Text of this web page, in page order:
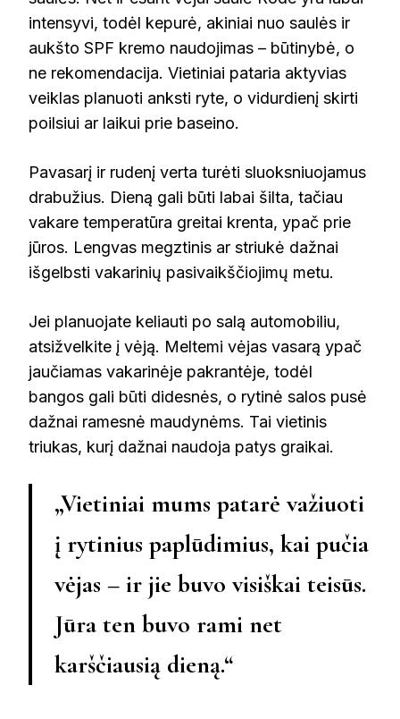
intensyvi, todėl kepurė, akiniai nuo saulės ir
aukšto SPF kremo naudojimas – būtinybė, o
ne rekomendacija. Vietiniai pataria aktyvias
veiklas planuoti anksti ryte, o vidurdienį skirti
poilsiui ar laikui prie baseino.
Pavasarį ir rudenį verta turėti sluoksniuojamus
drabužius. Dieną gali būti labai šilta, tačiau
vakare temperatūra greitai krenta, ypač prie
jūros. Lengvas megztinis ar striukė dažnai
išgelbsti vakarinių pasivaikščiojimų metu.
Jei planuojate keliauti po salą automobiliu,
atsižvelkite į vėją. Meltemi vėjas vasarą ypač
jaučiamas vakarinėje pakrantėje, todėl
bangos gali būti didesnės, o rytinė salos pusė
dažnai ramesnė maudynėms. Tai vietinis
triukas, kurį dažnai naudoja patys graikai.
„Vietiniai mums patarė važiuoti
į rytinius paplūdimius, kai pučia
vėjas – ir jie buvo visiškai teisūs.
Jūra ten buvo rami net
karščiausią dieną.“